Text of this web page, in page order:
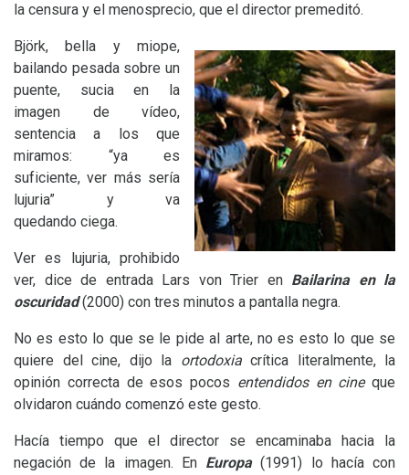
la censura y el menosprecio, que el director premeditó.
Björk, bella y miope,
bailando pesada sobre un
puente, sucia en la
imagen de vídeo,
sentencia a los que
miramos: “ya es
suficiente, ver más sería
lujuria” y va
quedando ciega.
Ver es lujuria, prohibido
ver, dice de entrada Lars von Trier en Bailarina en la
oscuridad(2000) con tres minutos a pantalla negra.
No es esto lo que se le pide al arte, no es esto lo que se
quiere del cine, dijo la ortodoxia crítica literalmente, la
opinión correcta de esos pocos entendidos en cine que
olvidaron cuándo comenzó este gesto.
Hacía tiempo que el director se encaminaba hacia la
negación de la imagen. En Europa(1991) lo hacía con